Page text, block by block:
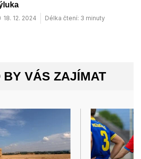
18. 12. 2024 Délka čtení: 3 minuty
BY VÁS ZAJÍMAT